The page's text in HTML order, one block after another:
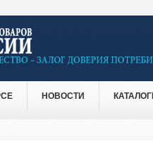
НОВОСТИ